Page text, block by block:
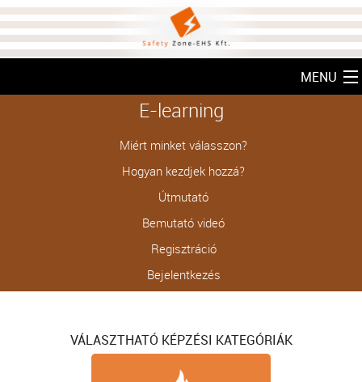
MENU
SZOLGÁLTATÁSOK AKTUALITÁSOK
GYAKORI KÉRDÉSEK RÓLUNK
AJÁNLATKÉRÉS E-LEARNING KAPCSOLAT
E-learning
Miért minket válasszon?
Hogyan kezdjek hozzá?
Útmutató
Bemutató videó
Regisztráció
Bejelentkezés
VÁLASZTHATÓ KÉPZÉSI KATEGÓRIÁK